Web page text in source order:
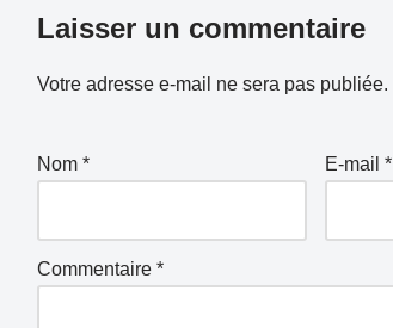
Laisser un commentaire
Votre adresse e-mail ne sera pas publiée.
Nom * E-mail *
Commentaire *